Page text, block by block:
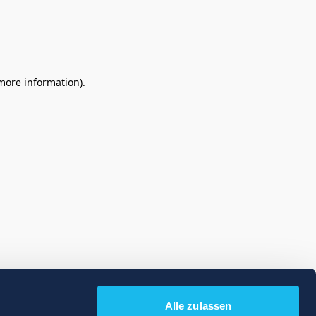
Alle zulassen
information).